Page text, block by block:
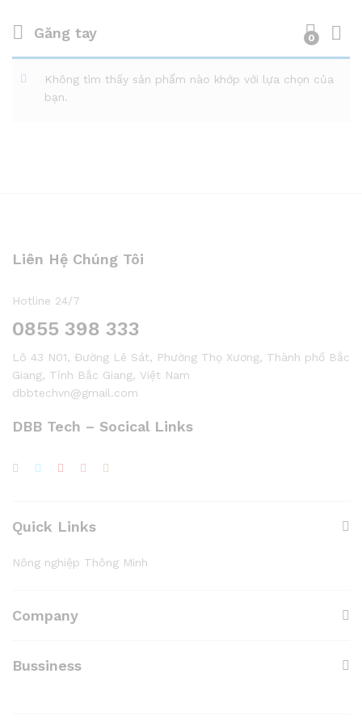
Găng tay 0
Không tìm thấy sản phẩm nào khớp với lựa chọn của
bạn.
Liên Hệ Chúng Tôi
Hotline 24/7
0855 398 333
Lô 43 N01, Đường Lê Sát, Phường Thọ Xương, Thành phố Bắc
Giang, Tỉnh Bắc Giang, Việt Nam
dbbtechvn@gmail.com
DBB Tech – Socical Links
Quick Links
Nông nghiệp Thông Minh
Company
Bussiness